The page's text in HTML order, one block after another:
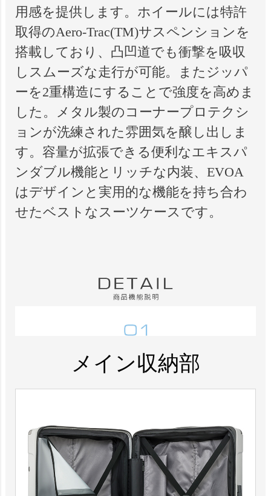
用感を提供します。ホイールには特許
取得のAero-Trac(TM)サスペンションを
搭載しており、凸凹道でも衝撃を吸収
しスムーズな走行が可能。またジッパ
ーを2重構造にすることで強度を高めま
した。メタル製のコーナープロテクシ
ョンが洗練された雰囲気を醸し出しま
す。容量が拡張できる便利なエキスパ
ンダブル機能とリッチな内装、EVOA
はデザインと実用的な機能を持ち合わ
せたベストなスーツケースです。
メイン収納部